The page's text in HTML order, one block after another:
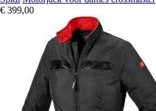
€ 399,00